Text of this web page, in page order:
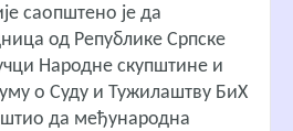
саопштено је да
од Републике Српске
Народне скупштине и
о Суду и Тужилаштву БиХ
да међународна